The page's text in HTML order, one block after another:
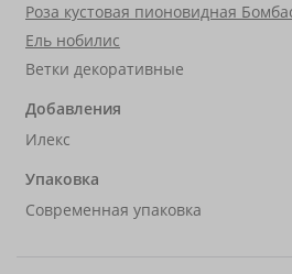
Роза кустовая пионовидная
Ель нобилис
Ветки декоративные
Добавления
Илекс
Упаковка
Современная упаковка